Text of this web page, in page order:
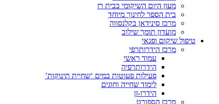
מעון היום השיקומי בבית רז
בית הספר לחינוך מיוחד
מרכז סינידאן בקלנסווה
מועדון תומך שילוב
טיפול שיקום ופנאי
מרכז הידרותרפי
עמוד ראשי
הידרותרפיה
פעילות פעוטות במים ‘שחיית תינוקות’
לימוד שחייה וחוגים
הידרו-זן
מרכז הספורט